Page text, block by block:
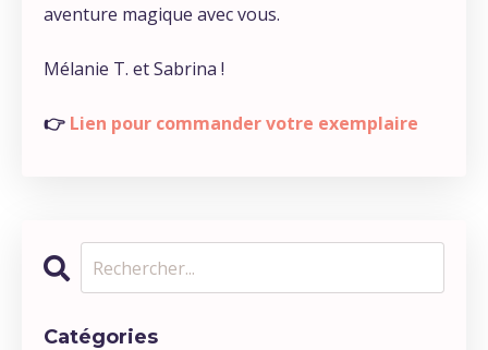
aventure magique avec vous.
Mélanie T. et Sabrina !
👉 Lien pour commander votre exemplaire
Catégories